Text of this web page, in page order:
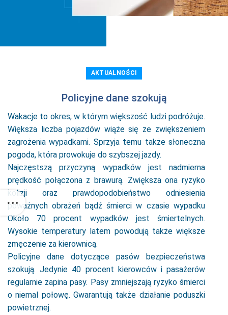
AKTUALNOŚCI
Policyjne dane szokują
Wakacje to okres, w którym większość ludzi podróżuje.
Większa liczba pojazdów wiąże się ze zwiększeniem
zagrożenia wypadkami. Sprzyja temu także słoneczna
pogoda, która prowokuje do szybszej jazdy.
Najczęstszą przyczyną wypadków jest nadmierna
prędkość połączona z brawurą. Zwiększa ona ryzyko
kolizji oraz prawdopodobieństwo odniesienia
poważnych obrażeń bądź śmierci w czasie wypadku
Około 70 procent wypadków jest śmiertelnych.
Wysokie temperatury latem powodują także większe
zmęczenie za kierownicą.
Policyjne dane dotyczące pasów bezpieczeństwa
szokują. Jedynie 40 procent kierowców i pasażerów
regularnie zapina pasy. Pasy zmniejszają ryzyko śmierci
o niemal połowę. Gwarantują także działanie poduszki
powietrznej.